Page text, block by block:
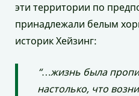
эти территории по
принадлежали белым
историк Хейзинг:
“…жизнь была
настолько, что